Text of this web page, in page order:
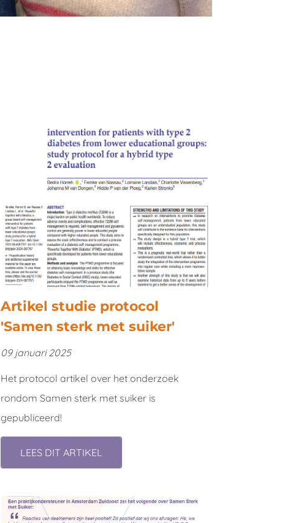
Artikel studie protocol
'Samen sterk met suiker'
09 januari 2025
Het protocol artikel over het onderzoek
rondom Samen sterk met suiker is
gepubliceerd!
LEES DIT ARTIKEL